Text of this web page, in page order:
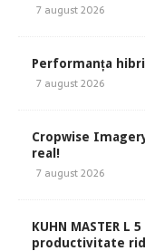
7 august 2026
Performanța
7 august 2026
Cropwise
real!
7 august 2026
KUHN MASTER
productivitate